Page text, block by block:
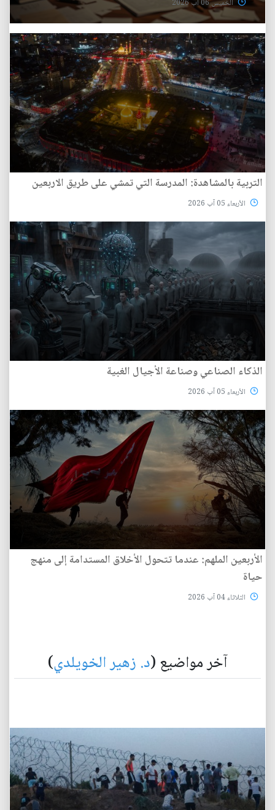
الخميس 06 آب 2026
التربية بالمشاهدة: المدرسة التي تمشي على طريق الاربعين
الأربعاء 05 آب 2026
الذكاء الصناعي وصناعة الأجيال الغبية
الأربعاء 05 آب 2026
الأربعين الملهم: عندما تتحول الأخلاق المستدامة إلى منهج
حياة
الثلاثاء 04 آب 2026
آخر مواضيع (د. زهير الخويلدي)